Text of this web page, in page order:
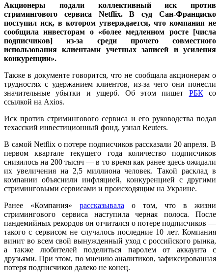
Акционеры подали коллективный иск против
стримингового сервиса Netflix. В суд Сан-Франциско
поступил иск, в котором утверждается, что компания не
сообщила инвесторам о «более медленном росте [числа
подписчиков] из-за среди прочего совместного
использования клиентами учетных записей и усиления
конкуренции».
Также в документе говорится, что не сообщала акционерам о
трудностях с удержанием клиентов, из-за чего они понесли
значительные убытки и ущерб. Об этом пишет РБКсо
ссылкой на Axios.
Иск против стримингового сервиса и его руководства подал
техасский инвестиционный фонд, узнал Reuters.
В самой Netflix о потере подписчиков рассказали 20 апреля. В
первом квартале текущего года количество подписчиков
снизилось на 200 тысяч — в то время как ранее здесь ожидали
их увеличения на 2,5 миллиона человек. Такой расклад в
компании объяснили инфляцией, конкуренцией с другими
стриминговыми сервисами и происходящим на Украине.
Ранее «Компания» рассказывала о том, что в жизни
стримингового сервиса наступила черная полоса. После
пандемийных рекордов он отчитался о потере подписчиков —
такого с сервисом не случалось последние 10 лет. Компания
винит во всем свой вынужденный уход с российского рынка,
а также любителей поделиться паролем от аккаунта с
друзьями. При этом, по мнению аналитиков, зафиксированная
потеря подписчиков далеко не конец.